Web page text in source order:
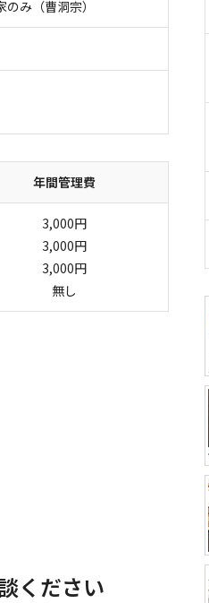
のみ（曹洞宗）
年間管理費
3,000円
3,000円
3,000円
無し
ください